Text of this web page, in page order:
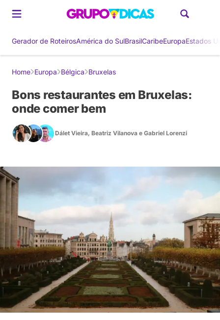
Gerador de RoteirosAmérica do SulBrasilCaribeEuropaEstados
Home Europa Bélgica Bruxelas
Bons restaurantes em Bruxelas:
onde comer bem
Dálet Vieira, Beatriz Vilanova e Gabriel Lorenzi